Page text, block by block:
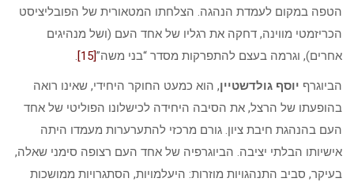
הטפה במקום לעמדת הנהגה. הצלחתו המטאורית של הפובליציסט
הכריזמטי מווינה, דחקה את רגליו של אחד העם (ושל מנהיגים
אחרים), וגרמה בעצם להתפרקות מסדר “בני משה”[15]
.
הביוגרף יוסף גולדשטיין, הוא כמעט החוקר היחידי, שאינו רואה
בהופעתו של הרצל, את הסיבה היחידה לכישלונו הפוליטי של אחד
העם בהנהגת חיבת ציון. גורם מרכזי להתערערות מעמדו היתה
אישיותו הבלתי יציבה. הביוגרפיה של אחד העם רצופה סימני שאלה,
בעיקר, סביב התנהגויות מוזרות: היעלמויות, הסתגרויות ממושכות